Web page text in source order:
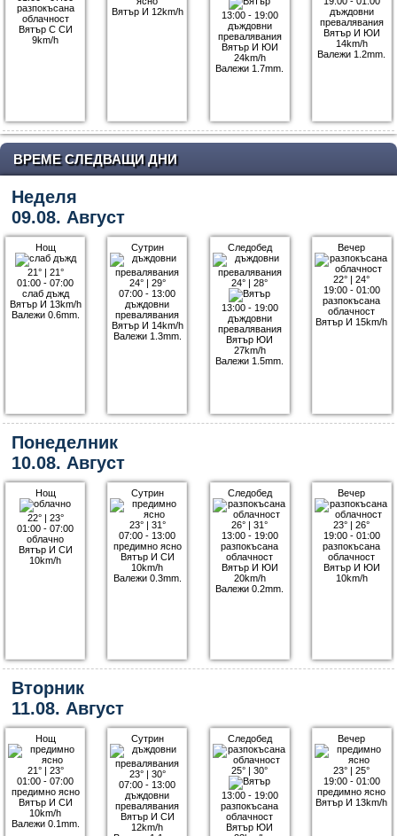
разпокъсана
облачност
Вятър С СИ
9km/h
Вятър И 12km/h
13:00 - 19:00
дъждовни
превалявания
Вятър И ЮИ
24km/h
Валежи 1.7mm.
дъждовни
превалявания
Вятър И ЮИ
14km/h
Валежи 1.2mm.
ВРЕМЕ СЛЕДВАЩИ ДНИ
Неделя
09.08. Август
Нощ
21°| 21°
01:00 - 07:00
слаб дъжд
Вятър И 13km/h
Валежи 0.6mm.
Сутрин
24°| 29°
07:00 - 13:00
дъждовни
превалявания
Вятър И 14km/h
Валежи 1.3mm.
Следобед
24° |28°
13:00 - 19:00
дъждовни
превалявания
Вятър ЮИ
27km/h
Валежи 1.5mm.
Вечер
22° |24°
19:00 - 01:00
разпокъсана
облачност
Вятър И 15km/h
Понеделник
10.08. Август
Нощ
22°| 23°
01:00 - 07:00
облачно
Вятър И СИ
10km/h
Сутрин
23°| 31°
07:00 - 13:00
предимно ясно
Вятър И СИ
10km/h
Валежи 0.3mm.
Следобед
26° |31°
13:00 - 19:00
разпокъсана
облачност
Вятър И ЮИ
20km/h
Валежи 0.2mm.
Вечер
23° |26°
19:00 - 01:00
разпокъсана
облачност
Вятър И ЮИ
10km/h
Вторник
11.08. Август
Нощ
21°| 23°
01:00 - 07:00
предимно ясно
Вятър И СИ
10km/h
Валежи 0.1mm.
Сутрин
23°| 30°
07:00 - 13:00
дъждовни
превалявания
Вятър И СИ
12km/h
Следобед
25° |30°
13:00 - 19:00
разпокъсана
облачност
Вятър ЮИ
Вечер
23° |25°
19:00 - 01:00
предимно ясно
Вятър И 13km/h